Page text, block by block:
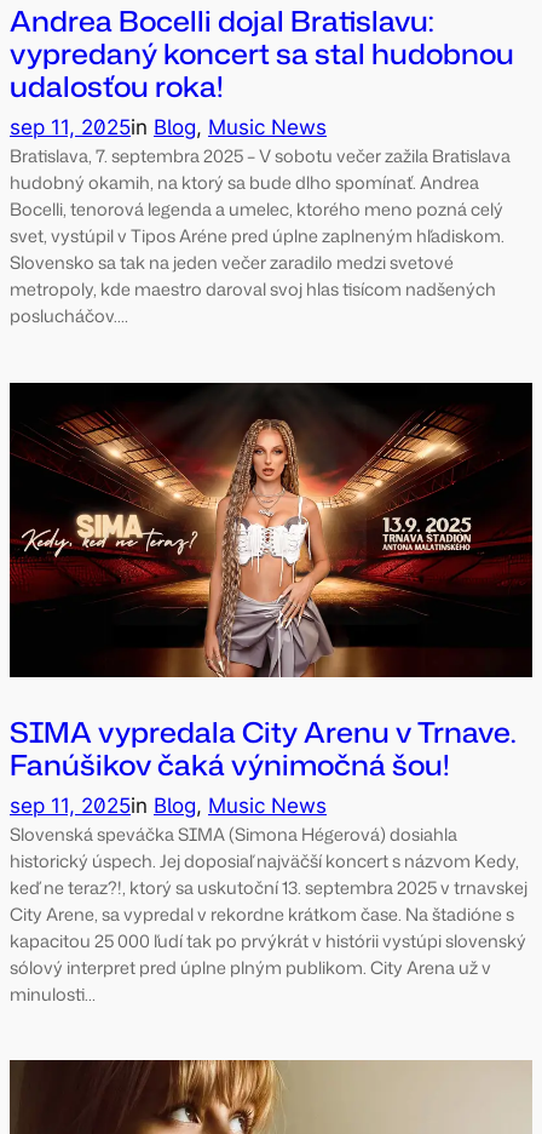
Andrea Bocelli dojal Bratislavu:
vypredaný koncert sa stal hudobnou
udalosťou roka!
sep 11, 2025in Blog, Music News
Bratislava, 7. septembra 2025 – V sobotu večer zažila Bratislava
hudobný okamih, na ktorý sa bude dlho spomínať. Andrea
Bocelli, tenorová legenda a umelec, ktorého meno pozná celý
svet, vystúpil v Tipos Aréne pred úplne zaplneným hľadiskom.
Slovensko sa tak na jeden večer zaradilo medzi svetové
metropoly, kde maestro daroval svoj hlas tisícom nadšených
poslucháčov.…
SIMA vypredala City Arenu v Trnave.
Fanúšikov čaká výnimočná šou!
sep 11, 2025in Blog, Music News
Slovenská speváčka SIMA (Simona Hégerová) dosiahla
historický úspech. Jej doposiaľ najväčší koncert s názvom Kedy,
keď ne teraz?!, ktorý sa uskutoční 13. septembra 2025 v trnavskej
City Arene, sa vypredal v rekordne krátkom čase. Na štadióne s
kapacitou 25 000 ľudí tak po prvýkrát v histórii vystúpi slovenský
sólový interpret pred úplne plným publikom. City Arena už v
minulosti…